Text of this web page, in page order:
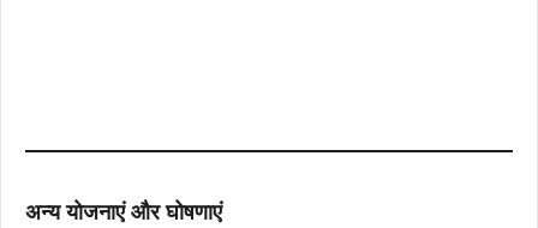
अन्य योजनाएं और घोषणाएं